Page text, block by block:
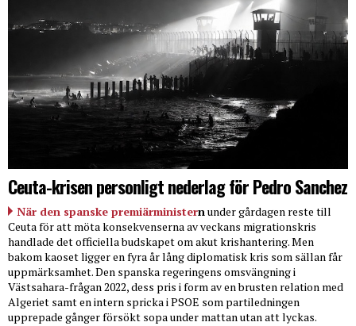
Ceuta-krisen personligt nederlag för Pedro Sanchez
När den spanske premiärministernunder gårdagen reste till
Ceuta för att möta konsekvenserna av veckans migrationskris
handlade det officiella budskapet om akut krishantering. Men
bakom kaoset ligger en fyra år lång diplomatisk kris som sällan får
uppmärksamhet. Den spanska regeringens omsvängning i
Västsahara-frågan 2022, dess pris i form av en brusten relation med
Algeriet samt en intern spricka i PSOE som partiledningen
upprepade gånger försökt sopa under mattan utan att lyckas.